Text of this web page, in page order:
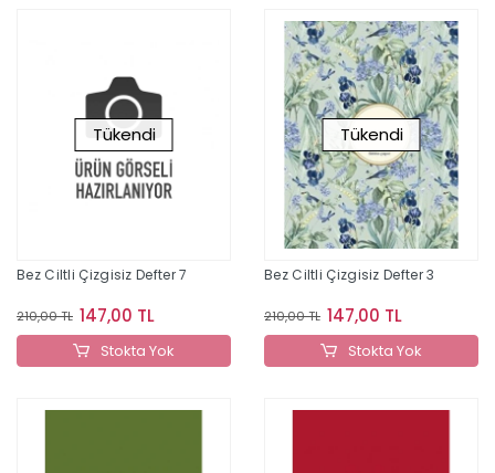
Tükendi
Bez Ciltli Çizgisiz Defter 7
210,00 TL 147,00 TL
Stokta Yok
Tükendi
Bez Ciltli Çizgisiz Defter 3
210,00 TL 147,00 TL
Stokta Yok